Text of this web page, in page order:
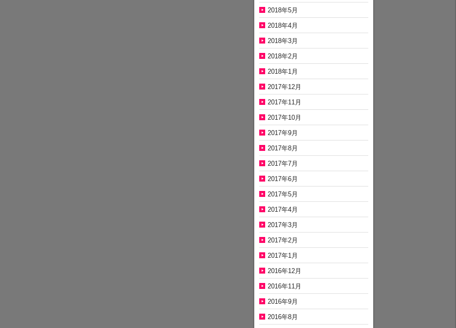
2018年5月
2018年4月
2018年3月
2018年2月
2018年1月
2017年12月
2017年11月
2017年10月
2017年9月
2017年8月
2017年7月
2017年6月
2017年5月
2017年4月
2017年3月
2017年2月
2017年1月
2016年12月
2016年11月
2016年9月
2016年8月